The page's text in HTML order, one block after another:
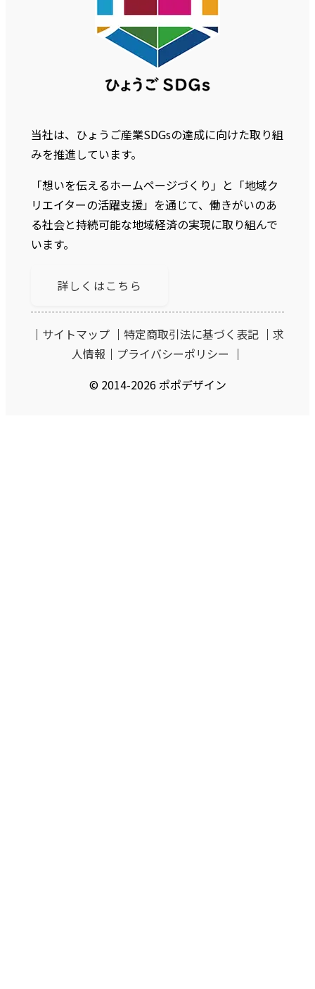
当社は、ひょうご産業SDGsの達成に向けた取り組
みを推進しています。
「想いを伝えるホームページづくり」と「地域ク
リエイターの活躍支援」を通じて、働きがいのあ
る社会と持続可能な地域経済の実現に取り組んで
います。
詳しくはこちら
｜ サイトマップ ｜ 特定商取引法に基づく表記 ｜ 求
人情報 ｜ プライバシーポリシー ｜
© 2014-2026 ポポデザイン